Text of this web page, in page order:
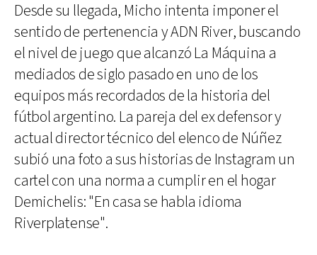
Desde su llegada, Micho intenta imponer el
sentido de pertenencia y ADN River, buscando
el nivel de juego que alcanzó La Máquina a
mediados de siglo pasado en uno de los
equipos más recordados de la historia del
fútbol argentino. La pareja del ex defensor y
actual director técnico del elenco de Núñez
subió una foto a sus historias de Instagram un
cartel con una norma a cumplir en el hogar
Demichelis: "En casa se habla idioma
Riverplatense".